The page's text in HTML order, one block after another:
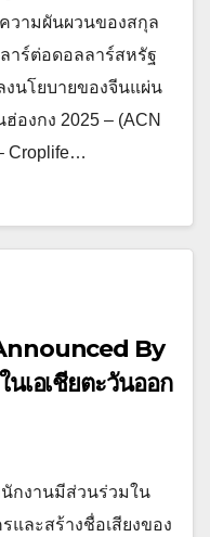
วามผันผวนของสกุล
าร์ต่อดอลลาร์สหรัฐ
งนโยบายของจีนแผ่น
งกง 2025 – (ACN
Croplife…
By
เอเชียตะวันออก
นักงานมีส่วนร่วมใน
ละสร้างชื่อเสียงของ